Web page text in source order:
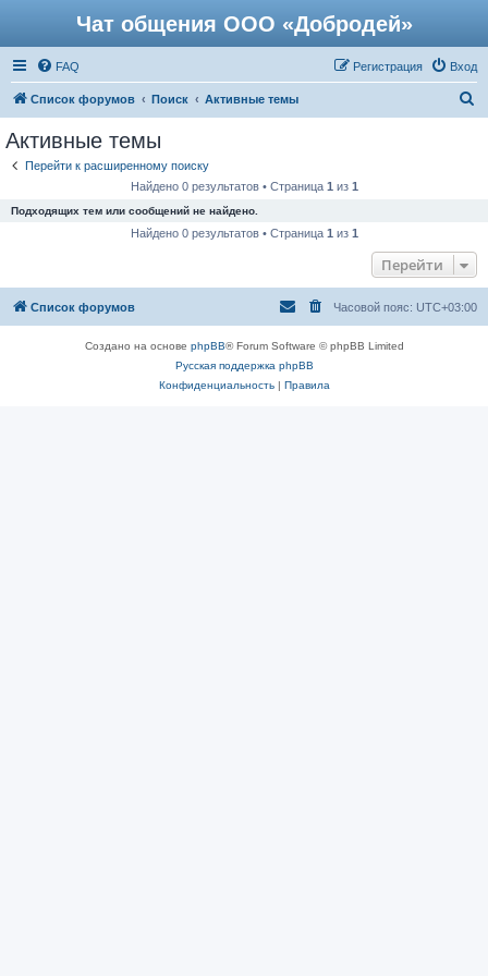
Чат общения ООО «Добродей»
FAQ Вход
Регистрация
Список форумов Поиск Активные темы
Активные темы
Перейти к расширенному поиску
Найдено 0 результатов • Страница 1 из 1
Подходящих тем или сообщений не найдено.
Найдено 0 результатов • Страница 1 из 1
Перейти
Список форумов Часовой пояс: UTC+03:00
Создано на основе phpBB® Forum Software © phpBB Limited
Русская поддержка phpBB
Конфиденциальность| Правила